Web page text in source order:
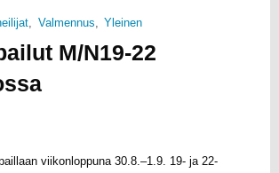
, Valmennus, Yleinen
M/N19-22
viikonloppuna 30.8.–1.9. 19- ja 22-